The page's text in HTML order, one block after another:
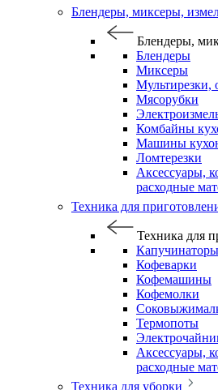
Блендеры, миксеры,
Блендеры,
Блендеры
Миксеры
Мультирезки,
Мясорубки
Комбайны
Машины
Ломтерезки
Аксессуары,
расходные
Техника для
Техника для
Капучинаторы
Кофеварки
Кофемашины
Кофемолки
Термопоты
Аксессуары,
расходные
Техника для уборки